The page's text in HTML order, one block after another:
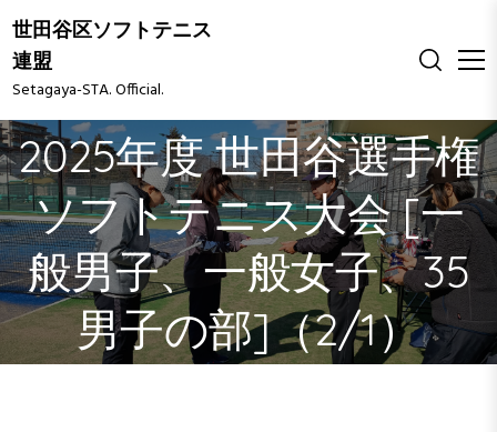
t
o
c
o
n
t
e
n
t
世田谷区ソフトテニス
連盟
Setagaya-STA. Official.
2025年度 世田谷選手権
ソフトテニス大会 [一
般男子、一般女子、35
男子の部]（2/1）